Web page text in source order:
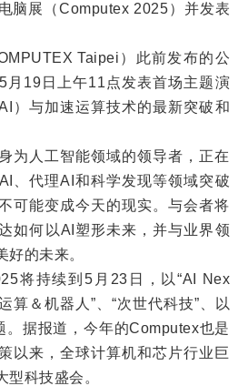
脑展（Computex 2025）并发表
Taipei）此前发布的公
月19日上午11点发表首场主题演
）与加速运算技术的最新突破和
为人工智能领域的领导者，正在
、代理AI和科学发现等领域突破
可能变成今天的现实。与会者将
如何以AI塑形未来，并与业界领
的未来。
将持续到5月23日，以“AI Nex
算＆机器人”、“次世代科技”、以
。据报道，今年的Computex也是
以来，全球计算机和芯片行业巨
科技盛会。